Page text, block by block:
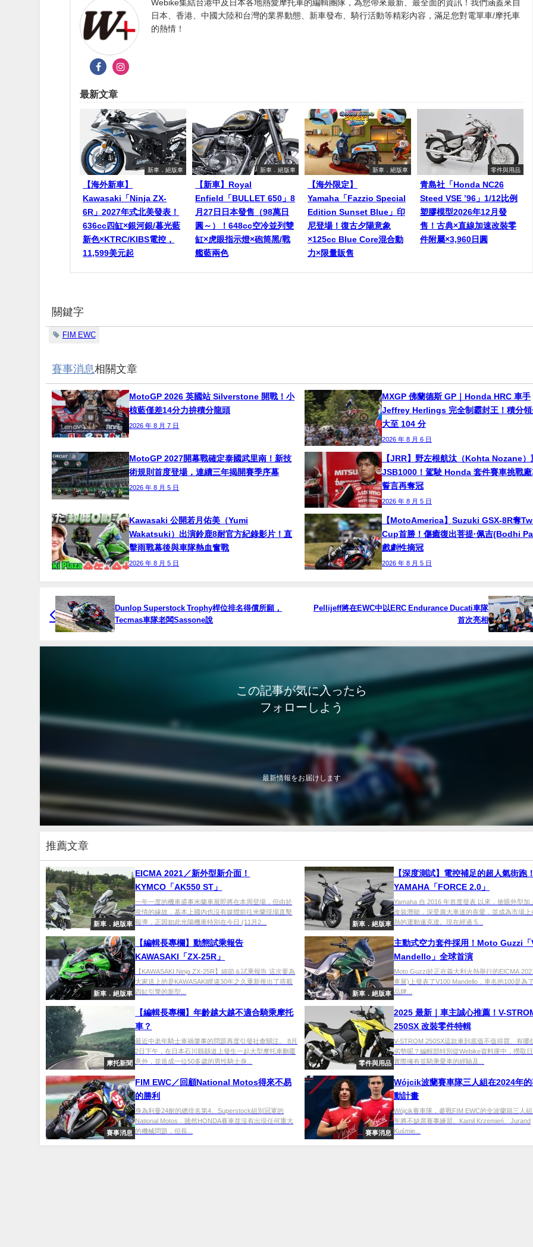
Webike集結台港中及日本各地熱愛摩托車的編輯團隊，為您帶來最新、最全面的資訊！我們涵蓋來自
日本、香港、中國大陸和台灣的業界動態、新車發布、騎行活動等精彩內容，滿足您對電單車/摩托車
的熱情！
最新文章
新車．絕版車
【海外新車】
Kawasaki「Ninja ZX-
6R」2027年式北美發表！
636cc四缸×銀河銀/暮光藍
新色×KTRC/KIBS電控，
11,599美元起
新車．絕版車
【新車】Royal
Enfield「BULLET 650」8
月27日日本發售（98萬日
圓～）！648cc空冷並列雙
缸×虎眼指示燈×砲筒黑/戰
艦藍兩色
新車．絕版車
【海外限定】
Yamaha「Fazzio Special
Edition Sunset Blue」印
尼登場！復古夕陽意象
×125cc Blue Core混合動
力×限量販售
零件與用品
青島社「Honda NC26
Steed VSE ’96」1/12比例
塑膠模型2026年12月發
售！古典×直線加速改裝零
件附屬×3,960日圓
關鍵字
FIM EWC
賽事消息相關文章
MotoGP 2026 英國站 Silverstone 開戰！小
椋藍僅差14分力拚積分龍頭
2026 年 8 月 7 日
MXGP 佛蘭德斯 GP｜Honda HRC 車手
Jeffrey Herlings 完全制霸封王！積分領
大至 104 分
2026 年 8 月 6 日
MotoGP 2027開幕戰確定泰國武里南！新技
術規則首度登場，連續三年揭開賽季序幕
2026 年 8 月 5 日
【JRR】野左根航汰（Kohta Nozane）
JSB1000！駕駛 Honda 套件賽車挑戰廠
誓言再奪冠
2026 年 8 月 5 日
Kawasaki 公開若月佑美（Yumi
Wakatsuki）出演鈴鹿8耐官方紀錄影片！直
擊雨戰幕後與車隊熱血奮戰
2026 年 8 月 5 日
【MotoAmerica】Suzuki GSX-8R奪
Cup首勝！傷癒復出菩提·佩吉(Bodhi
戲劇性摘冠
2026 年 8 月 5 日
Dunlop Superstock Trophy桿位排名得償所願，
Tecmas車隊老闆Sassone說
Pellijeff將在EWC中以ERC Endurance Ducati車隊
首次亮相
この記事が気に入ったら
フォローしよう
最新情報をお届けします
推薦文章
新車．絕版車
EICMA 2021／新外型新介面！
KYMCO「AK550 ST」
一年一度的機車盛事米蘭車展即將在本周登場，但由於
疫情的緣故，基本上國內也沒有媒體前往米蘭現場直擊
報導，正因如此光陽機車特別在今日 (11月2...
新車．絕版車
【深度測試】電控補足的超人氣街跑
YAMAHA「FORCE 2.0」
Yamaha 自 2016 年首度發表 以來，搶眼外型加
改裝潛能，深受廣大車迷的喜愛，並成為市場上
熱的運動速克達。現在經過 5...
新車．絕版車
【編輯長專欄】動態試乘報告
KAWASAKI「ZX-25R」
【KAWASAKI Ninja ZX-25R】細節＆試乘報告 這次要為
大家送上的是KAWASAKI睽違30年之久重新推出了搭載
四缸引擎的新型...
新車．絕版車
主動式空力套件採用！Moto Guzzi「
Mandello」全球首演
Moto Guzzi於正在義大利火熱舉行的EICMA
車展)上發表了V100 Mandello，車名的100是為
品牌...
摩托新聞
【編輯長專欄】年齡越大越不適合騎乘摩托
車？
最近中老年騎士車禍肇事的問題再度引發社會關注。 8月
2日下午，在日本石川縣縣道上發生一起大型摩托車翻覆
意外，並造成一位50多歲的男性騎士身...
零件與用品
2025 最新｜車主誠心推薦！V-
250SX 改裝零件特輯
V-STROM 250SX這款車到底值不值得買、有哪
劣勢呢？編輯部特別從Webike資料庫中，撈取
實際擁有並騎乘愛車的經驗及...
賽事消息
FIM EWC／回顧National Motos得來不易
的勝利
身為利曼24耐的總排名第4、Superstock組別冠軍的
National Motos，雖然HONDA賽車並沒有出現任何重大
的機械問題，但長...
賽事消息
Wójcik波蘭賽車隊三人組在2024年的
動計畫
Wójcik賽車隊，參戰FIM EWC的全波蘭籍三人
年將不缺席賽事練習。Kamil Krzemień、Jurand
Kuśmie...